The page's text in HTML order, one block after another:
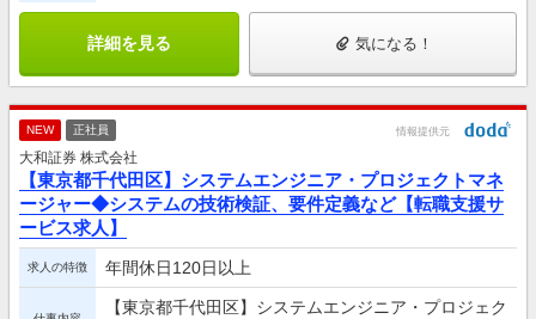
詳細を見る 気になる！
NEW 正社員 情報提供元
大和証券 株式会社
【東京都千代田区】システムエンジニア・プロジェクトマネ
ージャー◆システムの技術検証、要件定義など【転職支援サ
ービス求人】
求人の特徴 年間休日120日以上
【東京都千代田区】システムエンジニア・プロジェク